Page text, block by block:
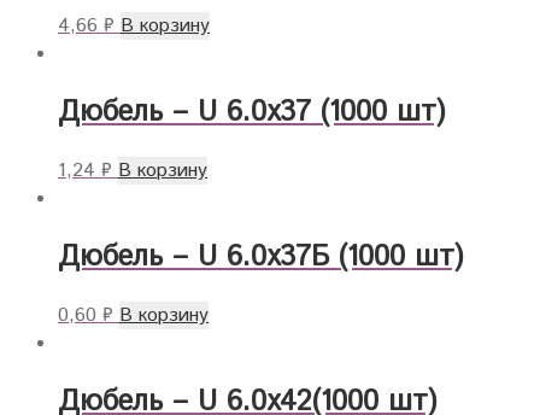
4,66₽ В корзину
Дюбель – U 6.0х37 (1000 шт)
1,24₽ В корзину
Дюбель – U 6.0х37Б (1000 шт)
0,60₽ В корзину
Дюбель – U 6.0х42(1000 шт)